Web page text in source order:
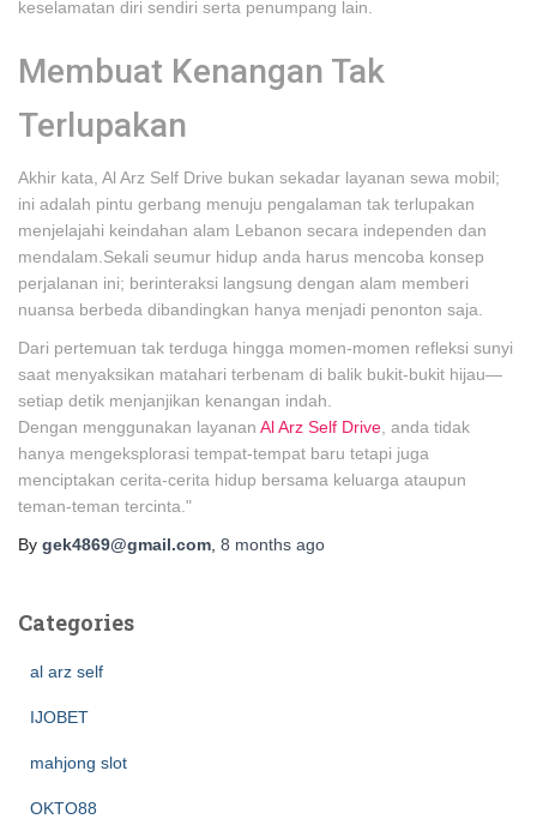
keselamatan diri sendiri serta penumpang lain.
Membuat Kenangan Tak
Terlupakan
Akhir kata, Al Arz Self Drive bukan sekadar layanan sewa mobil;
ini adalah pintu gerbang menuju pengalaman tak terlupakan
menjelajahi keindahan alam Lebanon secara independen dan
mendalam.Sekali seumur hidup anda harus mencoba konsep
perjalanan ini; berinteraksi langsung dengan alam memberi
nuansa berbeda dibandingkan hanya menjadi penonton saja.
Dari pertemuan tak terduga hingga momen-momen refleksi sunyi
saat menyaksikan matahari terbenam di balik bukit-bukit hijau—
setiap detik menjanjikan kenangan indah.
Dengan menggunakan layanan Al Arz Self Drive , anda tidak
hanya mengeksplorasi tempat-tempat baru tetapi juga
menciptakan cerita-cerita hidup bersama keluarga ataupun
teman-teman tercinta."
By gek4869@gmail.com 8 months ago
Categories
al arz self
IJOBET
mahjong slot
OKTO88